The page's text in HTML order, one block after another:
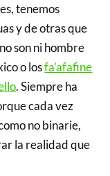
tenemos
y de otras que
son ni hombre
o losfa’afafine
. Siempre ha
cada vez
no binarie,
la realidad que